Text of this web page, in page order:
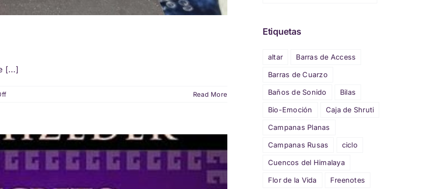
[...]
on
Read More
Etiquetas
altar Barras de Access
Barras de Cuarzo
Baños de Sonido Bilas
Bio-Emoción Caja de Shruti
Campanas Planas
Campanas Rusas ciclo
Cuencos del Himalaya
Flor de la Vida Freenotes